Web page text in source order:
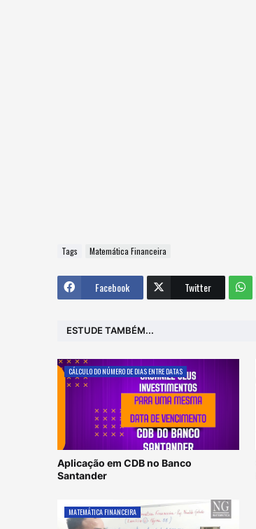
Tags Matemática Financeira
Facebook Twitter
ESTUDE TAMBÉM...
CÁLCULO DO NÚMERO DE DIAS ENTRE DATAS
Aplicação em CDB no Banco
Santander
MATEMÁTICA FINANCEIRA